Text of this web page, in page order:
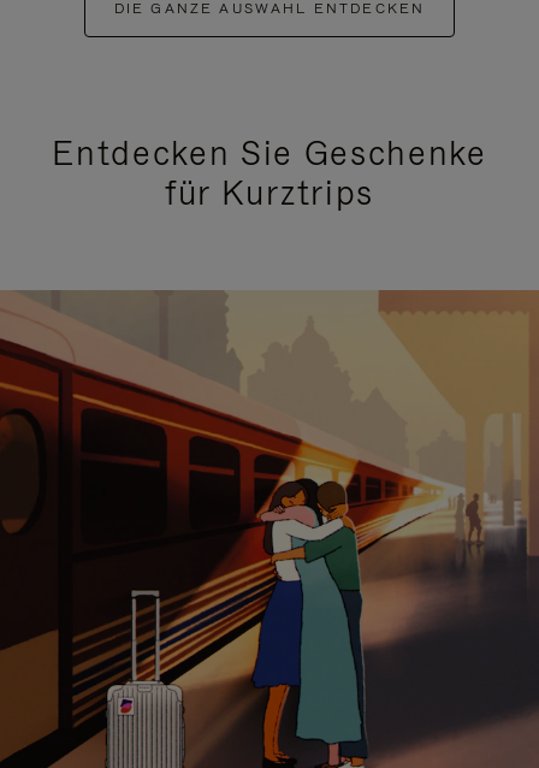
DIE GANZE AUSWAHL ENTDECKEN
Entdecken Sie Geschenke
für Kurztrips